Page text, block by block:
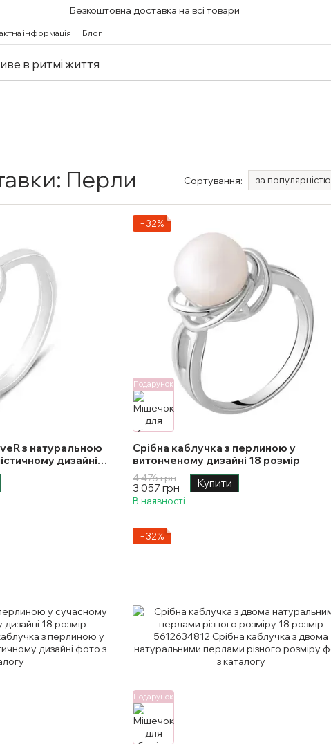
Безкоштовна доставка на всі товари
інформація Блог
в ритмі життя
Перли Сортування: за популярністю
з натуральною
дизайні
Подарунок
−32%
Срібна каблучка з перлиною у
витонченому дизайні 18 розмір
4 476 грн
3 057 грн Купити
В наявності
Подарунок
−32%